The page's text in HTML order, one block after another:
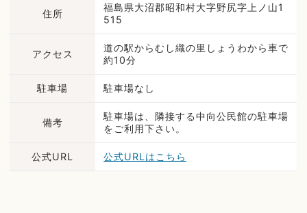
住所
福島県大沼郡昭和村大字野尻字上ノ山1
515
アクセス
道の駅からむし織の里しょうわから車で
約10分
駐車場 駐車場なし
備考
駐車場は、隣接する中向公民館の駐車場
をご利用下さい。
公式URL 公式URLはこちら